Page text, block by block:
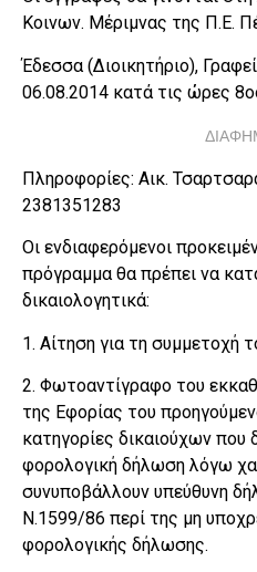
Κοινων. Μέριμνας της Π.Ε.
Έδεσσα (Διοικητήριο),
06.08.2014 κατά τις ώρες
Πληροφορίες: Αικ.
2381351283
Οι ενδιαφερόμενοι
πρόγραμμα θα πρέπει να
δικαιολογητικά:
1. Αίτηση για τη συμμετοχή
2. Φωτοαντίγραφο του
της Εφορίας του
κατηγορίες δικαιούχων που
φορολογική δήλωση λόγω
συνυποβάλλουν υπεύθυνη
Ν.1599/86 περί της μη
φορολογικής δήλωσης.